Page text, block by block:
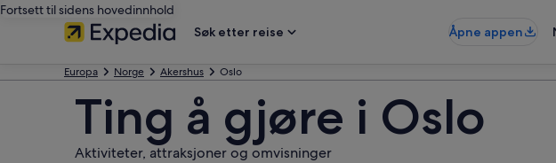
Fortsett til sidens hovedinnhold
Søk etter reise
Åpne appen
Europa Norge Akershus Oslo
Ting å gjøre i Oslo
Aktiviteter, attraksjoner og omvisninger